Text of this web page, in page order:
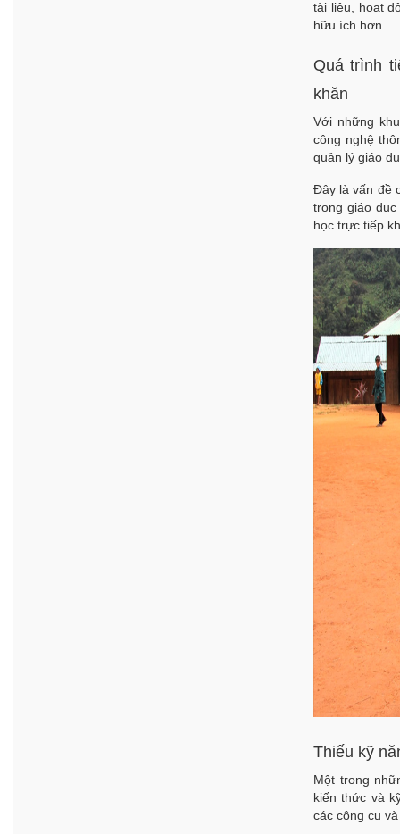
tài liệu, hoạt
hữu ích hơn.
Quá trình
khăn
Với những
công nghệ
quản lý giáo
Đây là vấn đề
trong giáo
học trực tiếp
Thiếu kỹ
Một trong
kiến ​​thức và
các công cụ